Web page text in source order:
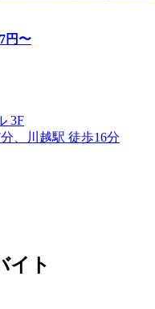
円〜
3F
、川越駅 徒歩16分
イト